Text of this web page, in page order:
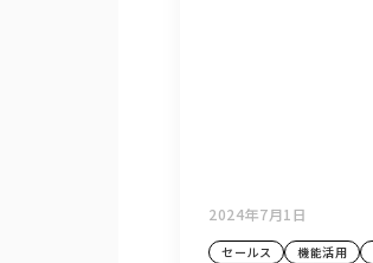
2024年7月1日
セールス 機能活用